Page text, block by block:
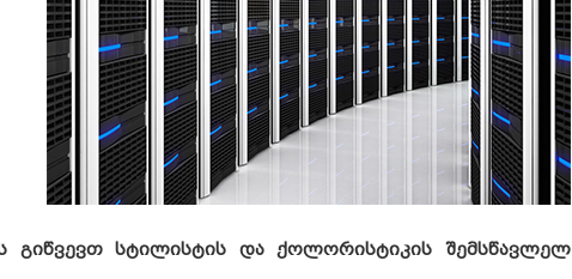
გიწვევთ სტილისტის და ქოლორისტიკის შემსწავლელ